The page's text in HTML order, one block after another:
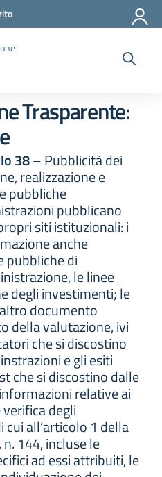
strumenti
Trasparente:
38– Pubblicità dei
realizzazione e
pubbliche
pubblicano
siti istituzionali: i
anche
pubbliche di
le linee
degli investimenti; le
documento
della valutazione, ivi
che si discostino
e gli esiti
che si discostino dalle
relative ai
degli
all’articolo 1 della
144, incluse le
ad essi attribuiti, le